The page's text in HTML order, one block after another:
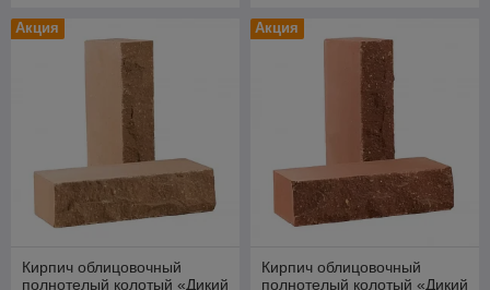
Акция
Кирпич облицовочный
полнотелый колотый «Дикий
Акция
Кирпич облицовочный
полнотелый колотый «Дикий